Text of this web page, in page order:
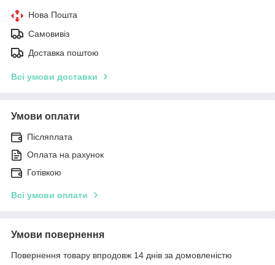
Нова Пошта
Самовивіз
Доставка поштою
Всі умови доставки
Умови оплати
Післяплата
Оплата на рахунок
Готівкою
Всі умови оплати
Умови повернення
Повернення товару впродовж 14 днів за домовленістю